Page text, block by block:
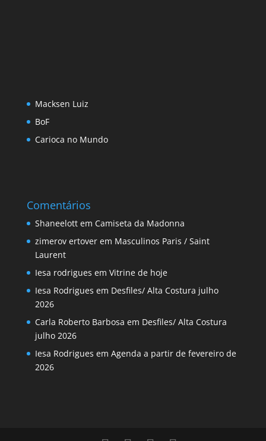
Macksen Luiz
BoF
Carioca no Mundo
Comentários
Shaneelottem Camiseta da Madonna
zimerov ertoverem Masculinos Paris / Saint
Laurent
Iesa rodrigues em Vitrine de hoje
Iesa Rodrigues em Desfiles/ Alta Costura julho
2026
Carla Roberto Barbosa em Desfiles/ Alta Costura
julho 2026
Iesa Rodrigues em Agenda a partir de fevereiro de
2026